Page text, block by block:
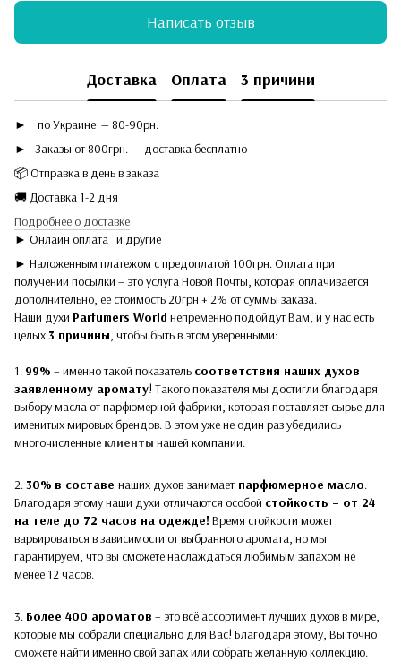
Написать отзыв
Доставка Оплата 3 причини
►
по Украине — 80-90рн.
► Заказы от 800грн. — доставка бесплатно
📦 Отправка в день в заказа
🚚 Доставка 1-2 дня
Подробнее о доставке
► Онлайн оплата и другие
► Наложенным платежом с предоплатой 100грн. Оплата при
получении посылки – это услуга Новой Почты, которая оплачивается
дополнительно, ее стоимость 20грн + 2% от суммы заказа.
Наши духи Parfumers World непременно подойдут Вам, и у нас есть
целых3 причины, чтобы быть в этом уверенными:
1. 99% – именно такой показатель соответствия наших духов
заявленному аромату! Такого показателя мы достигли благодаря
выбору масла от парфюмерной фабрики, которая поставляет сырье для
именитых мировых брендов. В этом уже не один раз убедились
многочисленные клиенты нашей компании.
2.30% в составе наших духов занимает парфюмерное масло.
Благодаря этому наши духи отличаются особой стойкость – от 24
на теле до 72 часов на одежде! Время стойкости может
варьироваться в зависимости от выбранного аромата, но мы
гарантируем, что вы сможете наслаждаться любимым запахом не
менее 12 часов.
3. Более 400 ароматов – это всё ассортимент лучших духов в мире,
которые мы собрали специально для Вас! Благодаря этому, Вы точно
сможете найти именно свой запах или собрать желанную коллекцию.